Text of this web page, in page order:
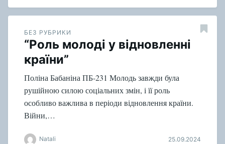
БЕЗ РУБРИКИ
“Роль молоді у відновленні
країни”
Поліна Бабаніна ПБ-231 Молодь завжди була
рушійною силою соціальних змін, і її роль
особливо важлива в періоди відновлення країни.
Війни,…
Natali 25.09.2024